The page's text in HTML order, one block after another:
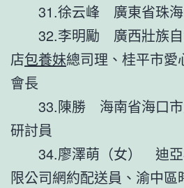
31.徐云峰 廣東省珠
32.李明勵 廣西壯族
店包養妹總司理、桂平市愛
會長
33.陳勝 海南省海口
研討員
34.廖澤萌（女） 迪
限公司網約配送員、渝中